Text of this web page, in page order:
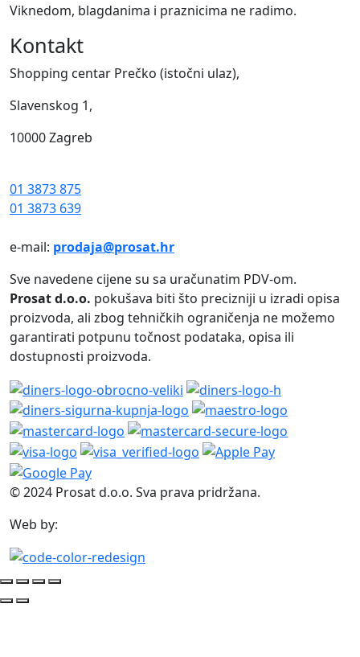
Viknedom, blagdanima i praznicima ne radimo.
Kontakt
Shopping centar Prečko (istočni ulaz),
Slavenskog 1,
10000 Zagreb
01 3873 875
01 3873 639
e-mail: prodaja@prosat.hr
Sve navedene cijene su sa uračunatim PDV-om.
Prosat d.o.o. pokušava biti što precizniji u izradi opisa
proizvoda, ali zbog tehničkih ograničenja ne možemo
garantirati potpunu točnost podataka, opisa ili
dostupnosti proizvoda.
© 2024 Prosat d.o.o. Sva prava pridržana.
Web by: